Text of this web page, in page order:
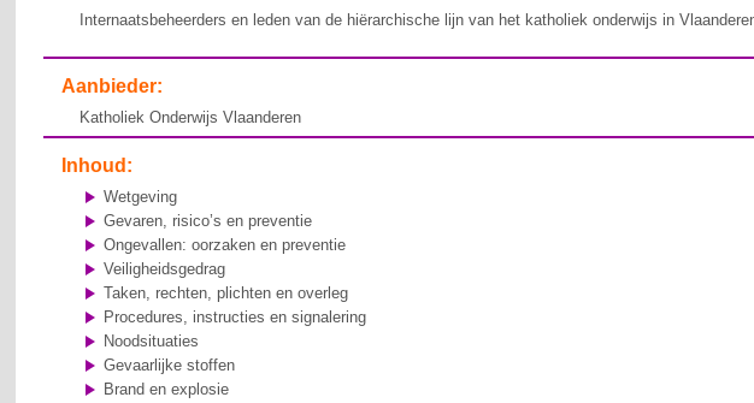
Internaatsbeheerders en leden van de hiërarchische lijn van het katholiek onderwijs in
Aanbieder:
Katholiek Onderwijs Vlaanderen
Inhoud:
Wetgeving
Gevaren, risico’s en preventie
Ongevallen: oorzaken en preventie
Veiligheidsgedrag
Taken, rechten, plichten en overleg
Procedures, instructies en signalering
Noodsituaties
Gevaarlijke stoffen
Brand en explosie